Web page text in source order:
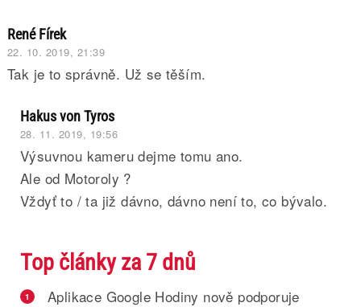
René Fírek
22. 10. 2019, 21:39
Tak je to správně. Už se těším.
Hakus von Tyros
28. 11. 2019, 19:56
Výsuvnou kameru dejme tomu ano.
Ale od Motoroly ?
Vždyť to / ta již dávno, dávno není to, co bývalo.
Top články za 7 dnů
1
Aplikace Google Hodiny nově podporuje